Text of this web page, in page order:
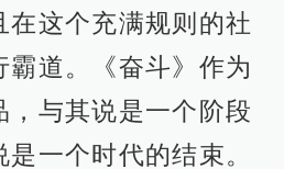
在这个充满规则的社
霸道。《奋斗》作为
，与其说是一个阶段
一个时代的结束。